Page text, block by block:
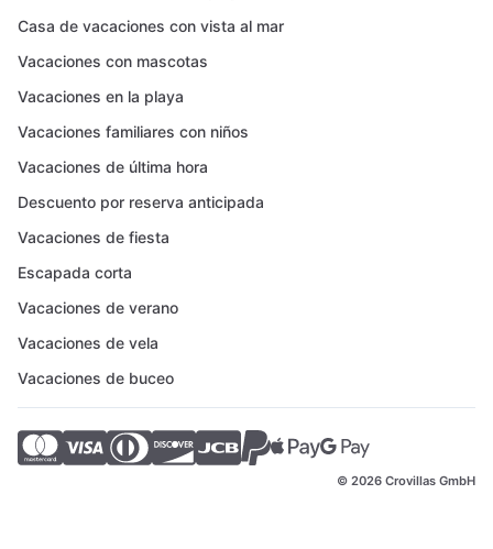
Casa de vacaciones con vista al mar
Vacaciones con mascotas
Vacaciones en la playa
Vacaciones familiares con niños
Vacaciones de última hora
Descuento por reserva anticipada
Vacaciones de fiesta
Escapada corta
Vacaciones de verano
Vacaciones de vela
Vacaciones de buceo
© 2026 Crovillas GmbH